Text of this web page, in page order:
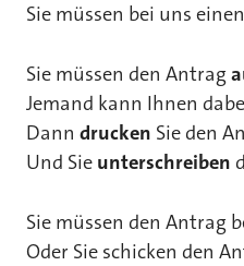
Sie müssen bei uns einen
Sie müssen den Antrag
Jemand kann Ihnen
Dann drucken Sie den
Und Sie unterschreiben
Sie müssen den Antrag
Oder Sie schicken den